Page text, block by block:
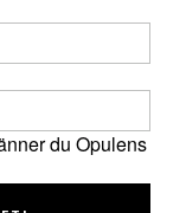
du Opulens